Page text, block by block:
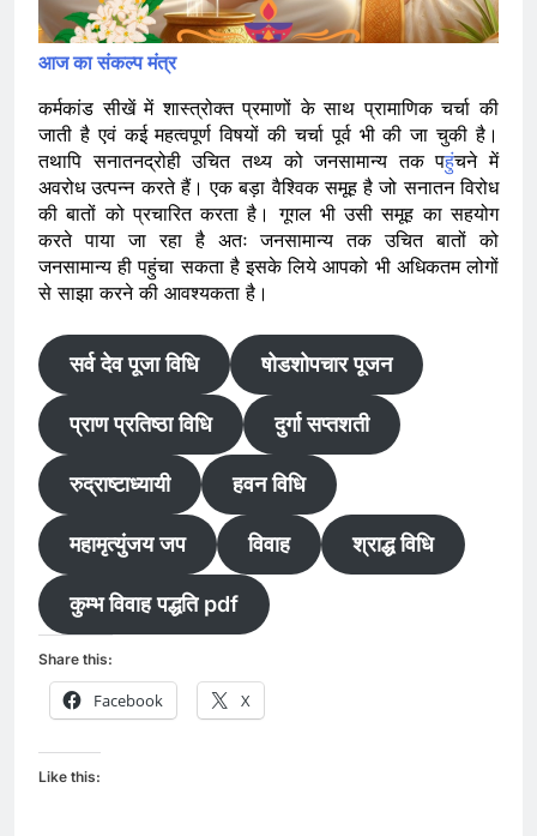
आज का संकल्प मंत्र
कर्मकांड सीखें में शास्त्रोक्त प्रमाणों के साथ प्रामाणिक चर्चा की
जाती है एवं कई महत्वपूर्ण विषयों की चर्चा पूर्व भी की जा चुकी है।
तथापि सनातनद्रोही उचित तथ्य को जनसामान्य तक पहुंचने में
अवरोध उत्पन्न करते हैं। एक बड़ा वैश्विक समूह है जो सनातन विरोध
की बातों को प्रचारित करता है। गूगल भी उसी समूह का सहयोग
करते पाया जा रहा है अतः जनसामान्य तक उचित बातों को
जनसामान्य ही पहुंचा सकता है इसके लिये आपको भी अधिकतम लोगों
से साझा करने की आवश्यकता है।
सर्व देव पूजा विधि षोडशोपचार पूजन
प्राण प्रतिष्ठा विधि दुर्गा सप्तशती
रुद्राष्टाध्यायी हवन विधि
महामृत्युंजय जप विवाह श्राद्ध विधि
कुम्भ विवाह पद्धति pdf
Share this:
Facebook X
Like this: